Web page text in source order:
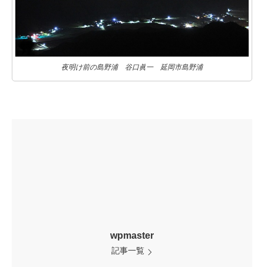
夜明け前の島野浦 谷口眞一 延岡市島野浦
wpmaster
記事一覧